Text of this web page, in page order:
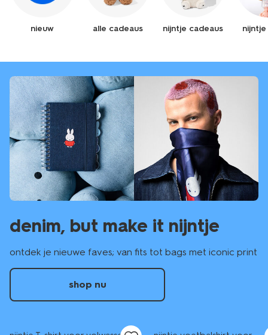
nieuw alle cadeaus nijntje cadeaus
denim, but make it nijntje
ontdek je nieuwe faves; van fits tot bags met iconic print
shop nu